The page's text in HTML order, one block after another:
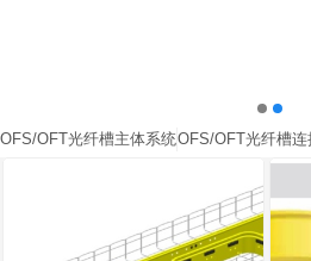
OFS/OFT光纤槽主体系统OFS/OFT光纤槽连